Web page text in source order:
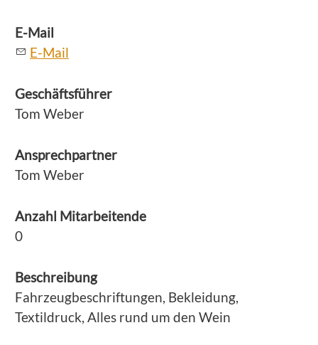
E-Mail
E-Mail
Geschäftsführer
Tom Weber
Ansprechpartner
Tom Weber
Anzahl Mitarbeitende
0
Beschreibung
Fahrzeugbeschriftungen, Bekleidung,
Textildruck, Alles rund um den Wein